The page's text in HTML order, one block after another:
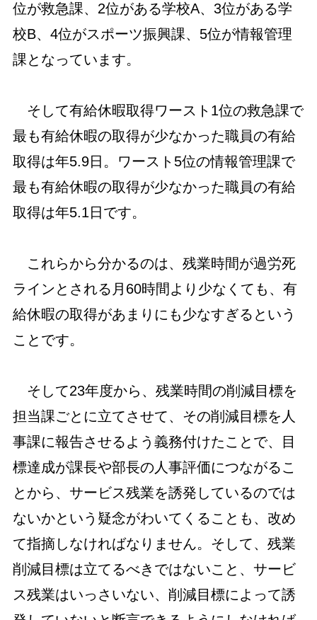
位が救急課、2位がある学校A、3位がある学
校B、4位がスポーツ振興課、5位が情報管理
課となっています。
そして有給休暇取得ワースト1位の救急課で
最も有給休暇の取得が少なかった職員の有給
取得は年5.9日。ワースト5位の情報管理課で
最も有給休暇の取得が少なかった職員の有給
取得は年5.1日です。
これらから分かるのは、残業時間が過労死
ラインとされる月60時間より少なくても、有
給休暇の取得があまりにも少なすぎるという
ことです。
そして23年度から、残業時間の削減目標を
担当課ごとに立てさせて、その削減目標を人
事課に報告させるよう義務付けたことで、目
標達成が課長や部長の人事評価につながるこ
とから、サービス残業を誘発しているのでは
ないかという疑念がわいてくることも、改め
て指摘しなければなりません。そして、残業
削減目標は立てるべきではないこと、サービ
ス残業はいっさいない、削減目標によって誘